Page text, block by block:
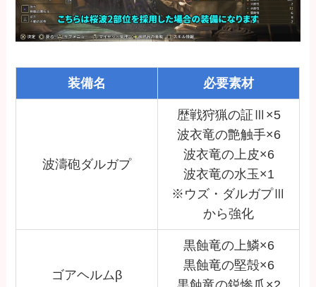
装備名 必要素材
波濤砲ダルガプ
歴戦狩猟の証Ⅲ×5
波衣竜の艶触手×6
波衣竜の上皮×6
波衣竜の水玉×1
※ウズ・ダルガプⅢ
から強化
ゴアヘルムβ
黒蝕竜の上鱗×6
黒蝕竜の堅殻×6